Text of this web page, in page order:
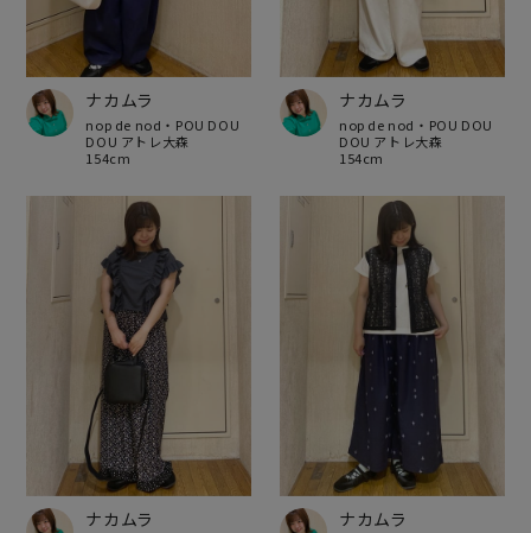
ナカムラ
nop de nod・POU DOU
DOU アトレ大森
154cm
ナカムラ
nop de nod・POU DOU
DOU アトレ大森
154cm
ナカムラ ナカムラ